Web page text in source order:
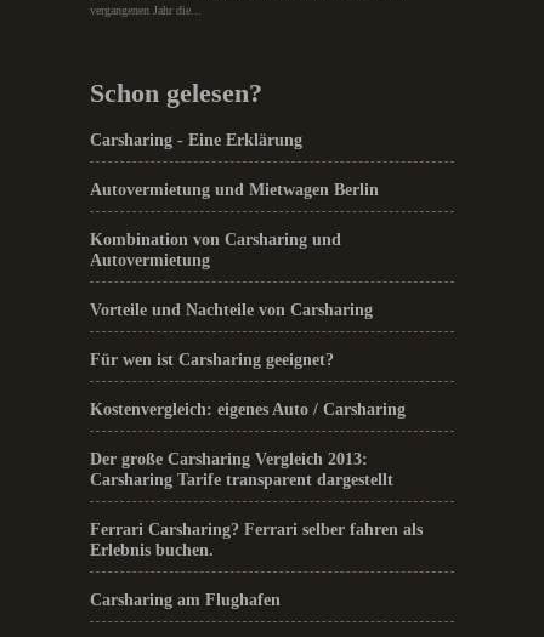
vergangenen Jahr die...
Schon gelesen?
Carsharing - Eine Erklärung
Autovermietung und Mietwagen Berlin
Kombination von Carsharing und
Autovermietung
Vorteile und Nachteile von Carsharing
Für wen ist Carsharing geeignet?
Kostenvergleich: eigenes Auto / Carsharing
Der große Carsharing Vergleich 2013:
Carsharing Tarife transparent dargestellt
Ferrari Carsharing? Ferrari selber fahren als
Erlebnis buchen.
Carsharing am Flughafen